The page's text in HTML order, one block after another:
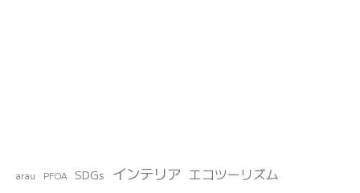
arau PFOA SDGs インテリア エコツーリズム